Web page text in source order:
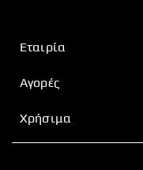
Εταιρία
Αγορές
Χρήσιμα